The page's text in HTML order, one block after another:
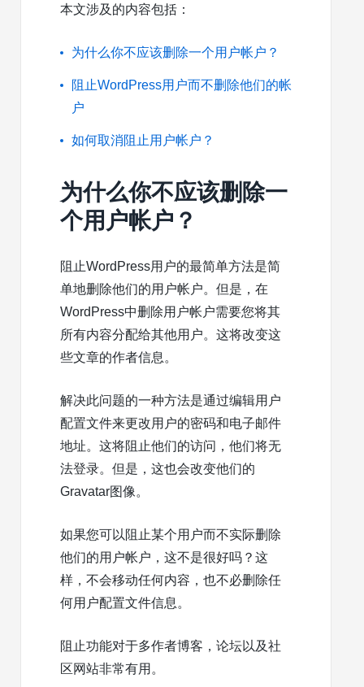
本文涉及的内容包括：
为什么你不应该删除一个用户帐户？
阻止WordPress用户而不删除他们的帐
户
如何取消阻止用户帐户？
为什么你不应该删除一
个用户帐户？
阻止WordPress用户的最简单方法是简
单地删除他们的用户帐户。但是，在
WordPress中删除用户帐户需要您将其
所有内容分配给其他用户。这将改变这
些文章的作者信息 。
解决此问题的一种方法是通过编辑用户
配置文件来更改用户的密码和电子邮件
地址。这将阻止他们的访问，他们将无
法登录。但是，这也会改变他们的
Gravatar图像。
如果您可以阻止某个用户而不实际删除
他们的用户帐户，这不是很好吗？这
样，不会移动任何内容，也不必删除任
何用户配置文件信息。
阻止功能对于多作者博客，论坛以及社
区网站非常有用。